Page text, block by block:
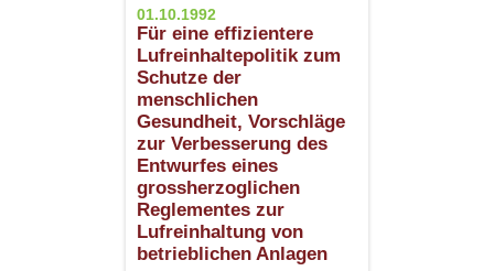
01.10.1992
Für eine effizientere
Lufreinhaltepolitik zum
Schutze der
menschlichen
Gesundheit, Vorschläge
zur Verbesserung des
Entwurfes eines
grossherzoglichen
Reglementes zur
Lufreinhaltung von
betrieblichen Anlagen